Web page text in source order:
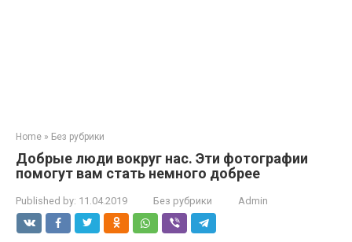
Home » Без рубрики
Добрые люди вокруг нас. Эти фотографии
помогут вам стать немного добрее
Published by: 11.04.2019 Без рубрики Admin